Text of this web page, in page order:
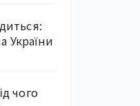
України
чого